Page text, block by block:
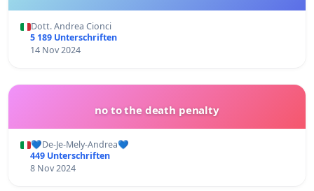
Dott. Andrea Cionci
5 189 Unterschriften
14 Nov 2024
no to the death penalty
💙De-Je-Mely-Andrea💙
449 Unterschriften
8 Nov 2024